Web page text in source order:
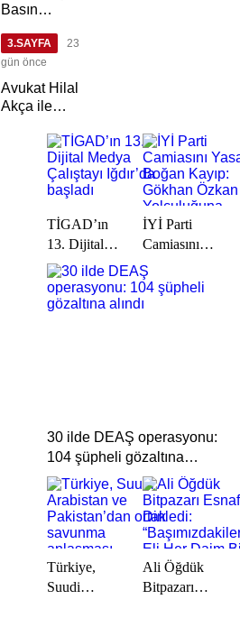
Basın
TİMBİR ve
TDGF
arasında İş
Birliği
protokolü
imzalandı
3.SAYFA
23
gün önce
Avukat Hilal
Akça ile
Albayrak
dünya evine
TİGAD’ın
13. Dijital
Medya
Çalıştayı
Iğdır’da
İYİ Parti
Camiasını
Yasa Boğan
Kayıp:
Gökhan
30 ilde DEAŞ operasyonu:
104 şüpheli gözaltına
alındı
Türkiye,
Suudi
Ali Öğdük
Bitpazarı